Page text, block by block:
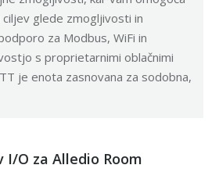
glede zmogljivosti in
za Modbus, WiFi in
s proprietarnimi oblačnimi
je enota zasnovana za sodobna,
I/O za Alledio Room